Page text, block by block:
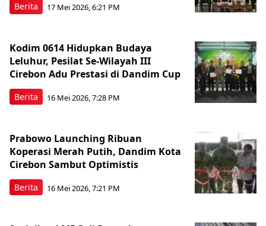
Berita 17 Mei 2026, 6:21 PM
Berita
Kodim 0614 Hidupkan Budaya
Leluhur, Pesilat Se-Wilayah III
Cirebon Adu Prestasi di Dandim Cup
16 Mei 2026, 7:28 PM
Berita
Prabowo Launching Ribuan
Koperasi Merah Putih, Dandim Kota
Cirebon Sambut Optimistis
16 Mei 2026, 7:21 PM